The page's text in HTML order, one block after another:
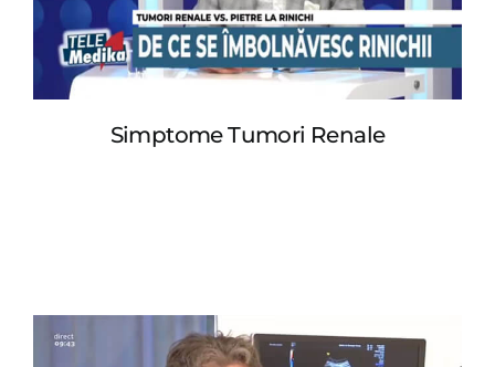
Simptome Tumori Renale